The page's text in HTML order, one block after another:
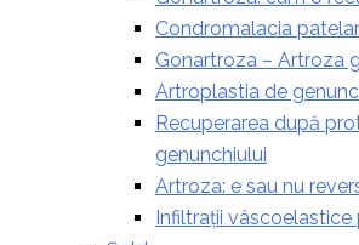
Condromalacia
Gonartroza – Artroza
Artroplastia de
Recuperarea după
genunchiului
Artroza: e sau nu
Infiltrații vâscoelastice